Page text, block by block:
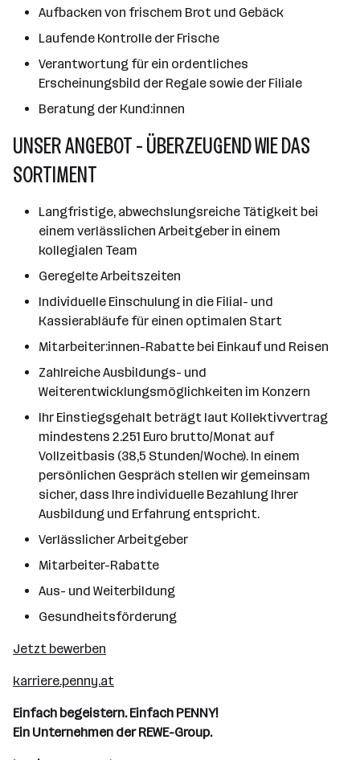
Aufbacken von frischem Brot und Gebäck
Laufende Kontrolle der Frische
Verantwortung für ein ordentliches
Erscheinungsbild der Regale sowie der Filiale
Beratung der Kund:innen
UNSER ANGEBOT - ÜBERZEUGEND WIE DAS
SORTIMENT
Langfristige, abwechslungsreiche Tätigkeit bei
einem verlässlichen Arbeitgeber in einem
kollegialen Team
Geregelte Arbeitszeiten
Individuelle Einschulung in die Filial- und
Kassierabläufe für einen optimalen Start
Mitarbeiter:innen-Rabatte bei Einkauf und Reisen
Zahlreiche Ausbildungs- und
Weiterentwicklungsmöglichkeiten im Konzern
Ihr Einstiegsgehalt beträgt laut Kollektivvertrag
mindestens 2.251 Euro brutto/Monat auf
Vollzeitbasis (38,5 Stunden/Woche). In einem
persönlichen Gespräch stellen wir gemeinsam
sicher, dass Ihre individuelle Bezahlung Ihrer
Ausbildung und Erfahrung entspricht.
Verlässlicher Arbeitgeber
Mitarbeiter-Rabatte
Aus- und Weiterbildung
Gesundheitsförderung
Jetzt bewerben
karriere.penny.at
Einfach begeistern. Einfach PENNY!
Ein Unternehmen der REWE-Group.